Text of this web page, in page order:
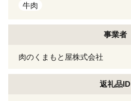
牛肉
事業者
肉のくまもと屋株式会社
返礼品ID